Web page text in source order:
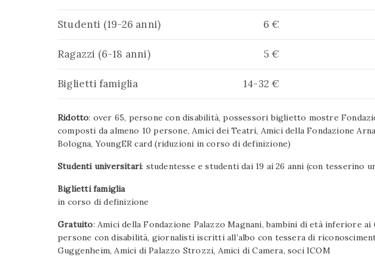
Studenti (19-26 anni) 6 €
Ragazzi (6-18 anni) 5 €
Biglietti famiglia 14-32 €
Ridotto: over 65, persone con disabilità, possessori biglietto mostre
composti da almeno 10 persone, Amici dei Teatri, Amici della Fondazione
Bologna, YoungER card (riduzioni in corso di definizione)
Studenti universitari: studentesse e studenti dai 19 ai 26 anni (con tesserino
Biglietti famiglia
in corso di definizione
Gratuito: Amici della Fondazione Palazzo Magnani, bambini di età inferiore ai
persone con disabilità, giornalisti iscritti all’albo con tessera di
Guggenheim, Amici di Palazzo Strozzi, Amici di Camera, soci ICOM